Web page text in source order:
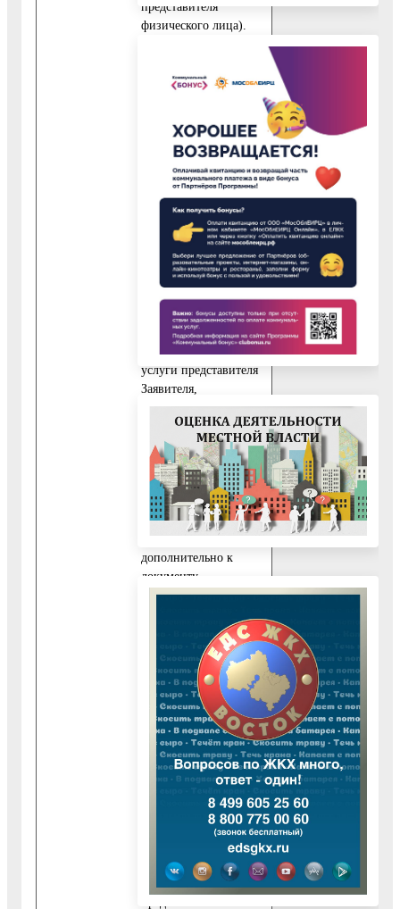
представителя
физического лица).
Заявителем является
юридическое лицо,
Заявителя может
действовать как на
основании
нотариально
заверенной
доверенности, так и
на основании
доверенности,
выданной Заявителем.
10.4. При обращении
за получением
услуги представителя
Заявителя,
уполномоченного на
подписание заявления
и подачу документов,
а также получение
результата
предоставления
Государственной
услуги,
дополнительно к
документу,
указанному в пункте
Административного
регламента,
представляются
следующие
обязательные
документы:
10.4.1. Заявление,
подписанное
представителем
10.4.2. Документ,
удостоверяющий
личность